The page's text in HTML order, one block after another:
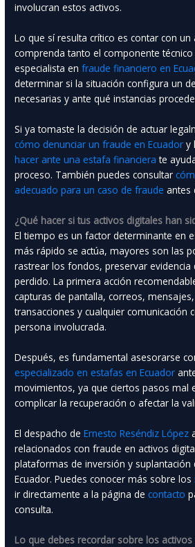
involucran estos activos.
Lo que sí resulta crítico es contar con
comprenda tanto el componente
especialista enfraude financiero en
determinar si la situación configura un
necesarias y ante qué instancias
Si ya tomaste la decisión de actuar
cómo denunciar un fraude en Ecuador y
hacer ante una estafa financiera te
proceso. También puedes consultar
adecuado para un caso de fraude antes
¿Qué hacer si tus activos digitales han
El tiempo es un factor determinante en
más rápido se actúa, mayores son las
rastrear los fondos, preservar evidencia
perdido. La primera acción
capturas de pantalla, correos,
transacciones y cualquier comunicación
persona involucrada.
Después, es fundamental asesorarse
especializado en estafas en Ecuador
movimientos, ya que ciertos pasos mal
complicar la recuperación o afectar la
El despacho deErnesto Reséndiz López
relacionados con fraude en activos
plataformas de inversión y suplantación
Ecuador. Puedes conocer más sobre los
ir directamente a la página decontacto
consulta.
Lo que debes recordar sobre los activos